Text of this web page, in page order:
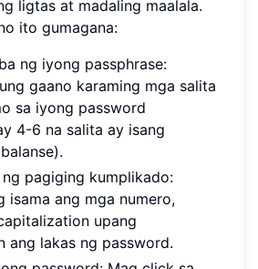
ligtas at madaling maalala.
ito gumagana:
ng iyong passphrase:
gaano karaming mga salita
sa iyong password
4-6 na salita ay isang
pagiging kumplikado:
isama ang mga numero,
upang
ang lakas ng password.